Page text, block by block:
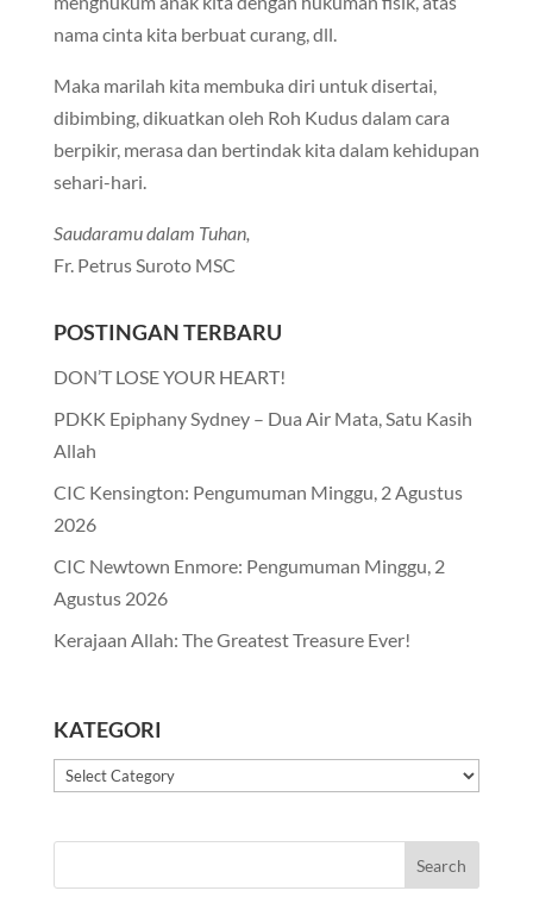
nama cinta kita berbuat curang, dll.
Maka marilah kita membuka diri untuk disertai,
dibimbing, dikuatkan oleh Roh Kudus dalam cara
berpikir, merasa dan bertindak kita dalam kehidupan
sehari-hari.
Saudaramu dalam Tuhan,
Fr. Petrus Suroto MSC
POSTINGAN TERBARU
DON’T LOSE YOUR HEART!
PDKK Epiphany Sydney – Dua Air Mata, Satu Kasih
Allah
CIC Kensington: Pengumuman Minggu, 2 Agustus
2026
CIC Newtown Enmore: Pengumuman Minggu, 2
Agustus 2026
Kerajaan Allah: The Greatest Treasure Ever!
KATEGORI
Kategori